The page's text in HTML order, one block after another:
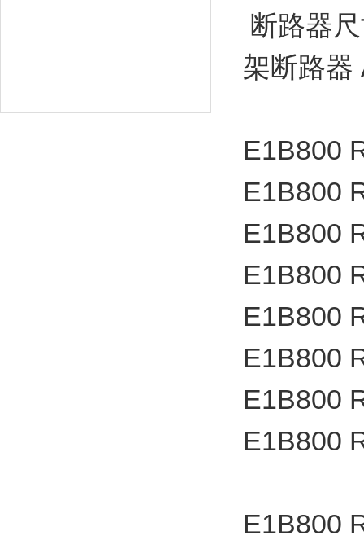
断路器
架断路器
E1B800
E1B800
E1B800
E1B800
E1B800
E1B800
E1B800
E1B800
E1B800